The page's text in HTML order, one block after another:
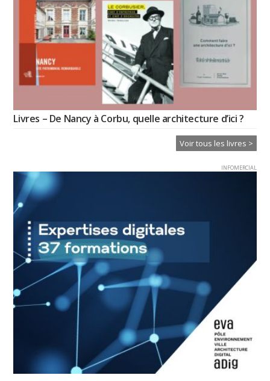
Livres – De Nancy à Corbu, quelle architecture d’ici ?
Voir tous les livres >
INFOMERCIAL